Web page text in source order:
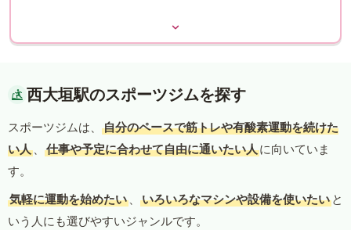
西大垣駅のスポーツジムを探す
スポーツジムは、
自分のペースで筋トレや有酸素運動を続けた
い人 、 仕事や予定に合わせて自由に通いたい人に向いていま
す。
気軽に運動を始めたい 、 いろいろなマシンや設備を使いたい と
いう人にも選びやすいジャンルです。